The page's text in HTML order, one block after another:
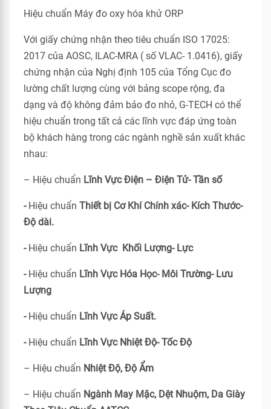
Hiệu chuẩn Máy đo oxy hóa khử ORP
Với giấy chứng nhận theo tiêu chuẩn ISO 17025:
2017 của AOSC, ILAC-MRA ( số VLAC- 1.0416), giấy
chứng nhận của Nghị định 105 của Tổng Cục đo
lường chất lượng cùng với bảng scope rộng, đa
dạng và độ không đảm bảo đo nhỏ, G-TECH có thể
hiệu chuẩn trong tất cả các lĩnh vực đáp ứng toàn
bộ khách hàng trong các ngành nghề sản xuất khác
nhau:
– Hiệu chuẩn Lĩnh Vực Điện – Điện Tử- Tần số
- Hiệu chuẩn Thiết bị Cơ Khí Chính xác- Kích Thước-
Độ dài.
- Hiệu chuẩn Lĩnh Vực Khối Lượng- Lực
- Hiệu chuẩn Lĩnh Vực Hóa Học- Môi Trường- Lưu
Lượng
- Hiệu chuẩn Lĩnh Vực Áp Suất.
-Hiệu chuẩn Lĩnh Vực Nhiệt Độ- Tốc Độ
– Hiệu chuẩn Nhiệt Độ, Độ Ẩm
– Hiệu chuẩn Ngành May Mặc, Dệt Nhuộm, Da Giày